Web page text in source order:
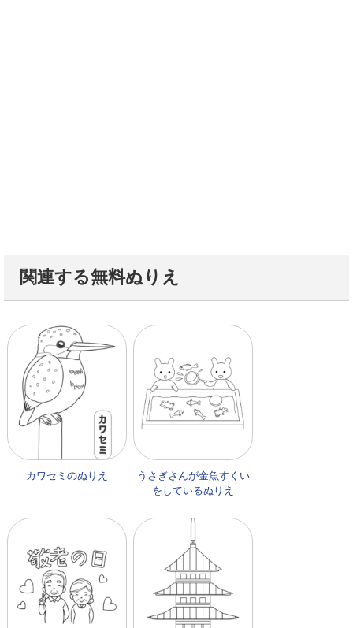
関連する無料ぬりえ
カワセミのぬりえ
うさぎさんが金魚すくい
をしているぬりえ